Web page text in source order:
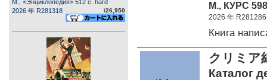
М., <Энциклопедия> 512 c. hard
2026 年 R281318
\26,950
М., КУРС
2026 年 R281286
Книга
クリミ
Каталог